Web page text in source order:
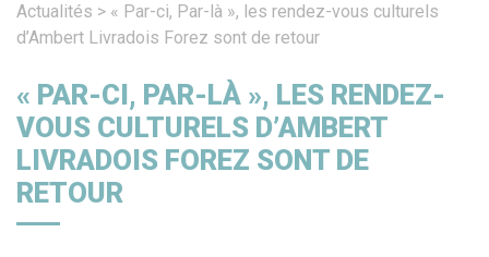
Actualités > « Par-ci, Par-là », les rendez-vous culturels
d’Ambert Livradois Forez sont de retour
« PAR-CI, PAR-LÀ », LES RENDEZ-
VOUS CULTURELS D’AMBERT
LIVRADOIS FOREZ SONT DE
RETOUR